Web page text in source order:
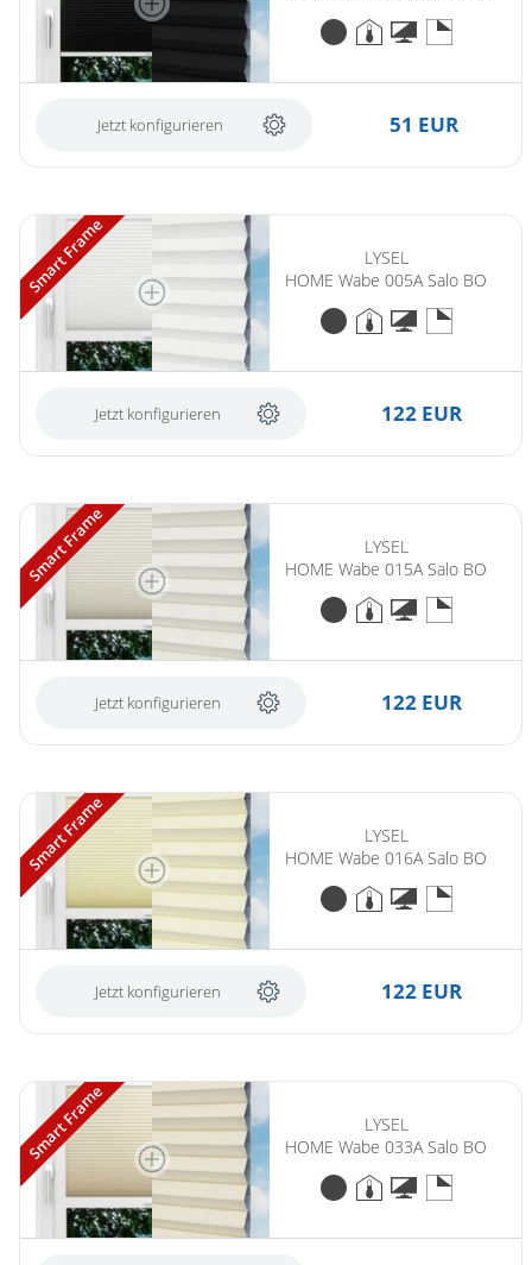
Jetzt konfigurieren 51 EUR
Smart Frame
LYSEL
HOME Wabe 005A Salo BO
Jetzt konfigurieren 122 EUR
Smart Frame
LYSEL
HOME Wabe 015A Salo BO
Jetzt konfigurieren 122 EUR
Smart Frame
LYSEL
HOME Wabe 016A Salo BO
Jetzt konfigurieren 122 EUR
Smart Frame
LYSEL
HOME Wabe 033A Salo BO